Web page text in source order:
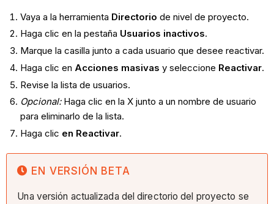
Vaya a la herramienta Directorio de nivel de proyecto.
Haga clic en la pestaña Usuarios inactivos.
Marque la casilla junto a cada usuario que desee reactivar.
Haga clic en Acciones masivas y seleccione Reactivar.
Revise la lista de usuarios.
Opcional: Haga clic en la X junto a un nombre de usuario
para eliminarlo de la lista.
Haga clic en Reactivar.
EN VERSIÓN BETA
Una versión actualizada del directorio del proyecto se